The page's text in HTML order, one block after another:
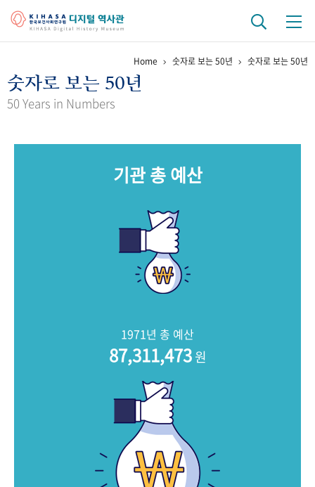
걸어온 길 기관 변천사 역대 기관장
키워드로 보는 연구 역사
문서 기록물 행정박물
Home 숫자로 보는 50년 숫자로 보는 50년
숫자로 보는 50년
50 Years in Numbers
기관 총 예산
1971년 총 예산
87,311,473원